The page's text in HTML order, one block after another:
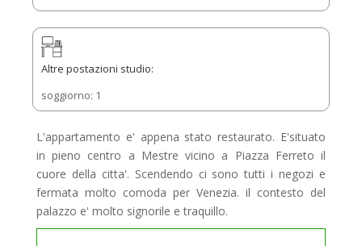
Altre postazioni studio:
soggiorno: 1
L'appartamento e' appena stato restaurato. E'situato
in pieno centro a Mestre vicino a Piazza Ferreto il
cuore della citta'. Scendendo ci sono tutti i negozi e
fermata molto comoda per Venezia. il contesto del
palazzo e' molto signorile e traquillo.